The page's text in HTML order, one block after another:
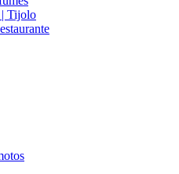
| Tijolo